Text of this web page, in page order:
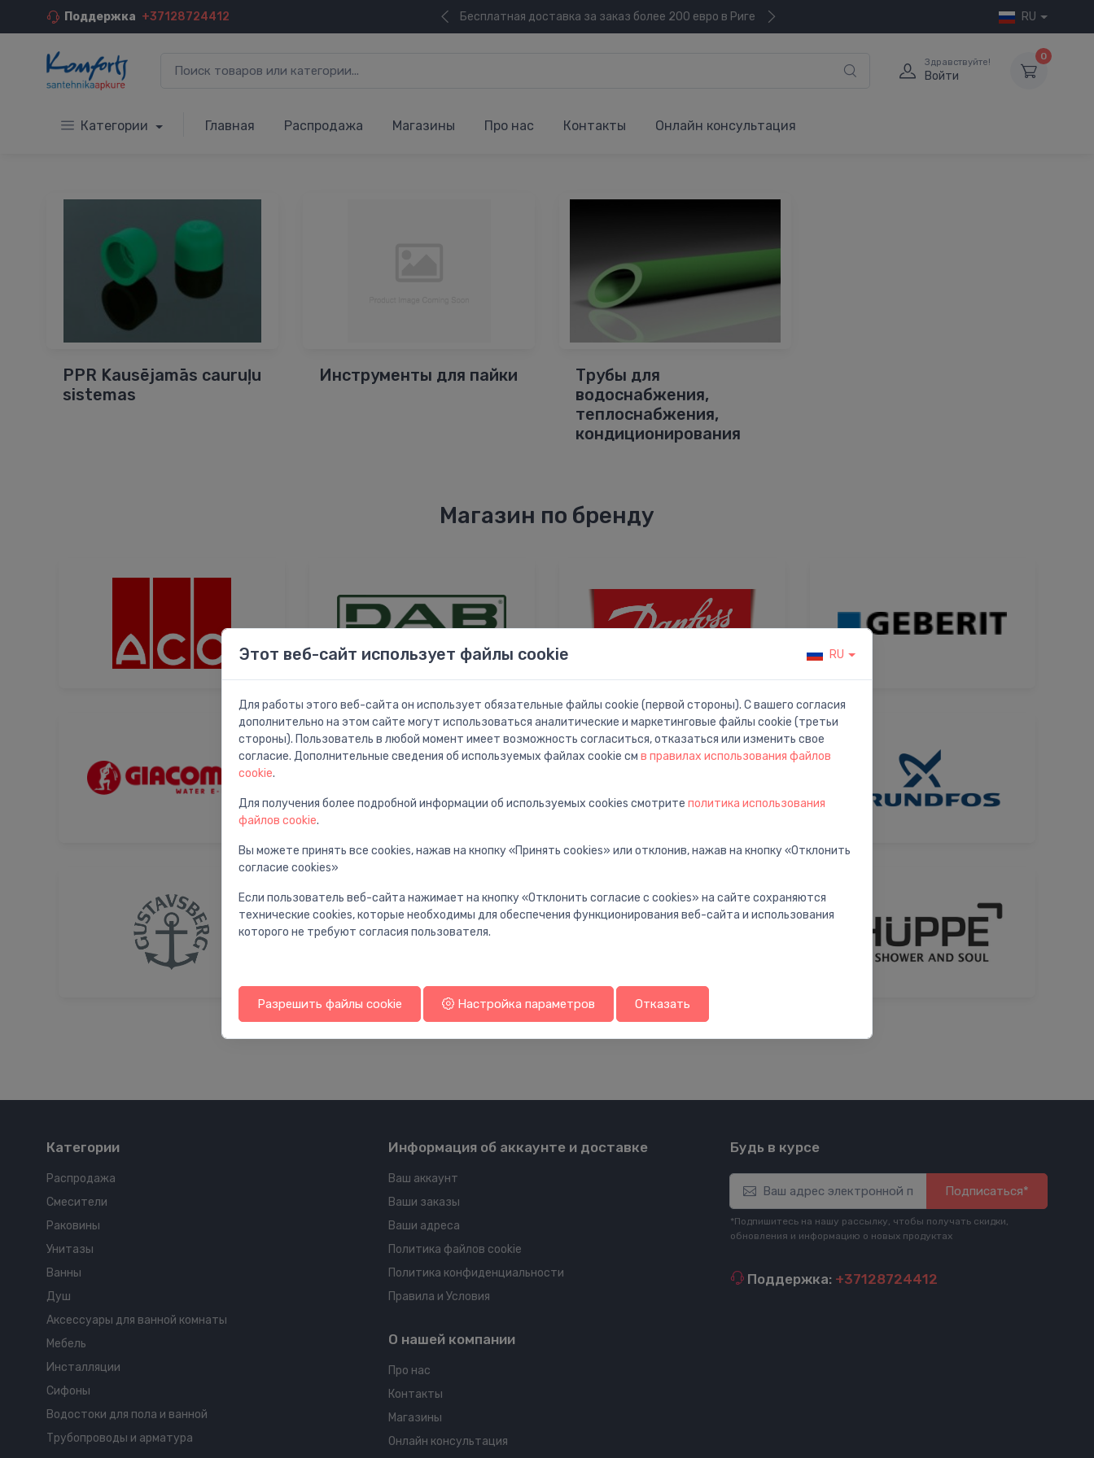
Поддержка +37128724412 Бесплатная доставка за заказ более 200 евро в Риге RU
Здравствуйте!
Войти
0
Категории Главная Распродажа Магазины Про нас Контакты Онлайн консультация
PPR Kausējamās cauruļu
sistemas
Инструменты для пайки
Трубы для
водоснабжения,
теплоснабжения,
кондиционирования
Магазин по бренду
Категории
Распродажа
Смесители
Раковины
Унитазы
Ванны
Душ
Аксессуары для ванной комнаты
Мебель
Инсталляции
Сифоны
Водостоки для пола и ванной
Трубопроводы и арматура
Информация об аккаунте и доставке
Ваш аккаунт
Ваши заказы
Ваши адреса
Политика файлов cookie
Политика конфиденциальности
Правила и Условия
О нашей компании
Про нас
Контакты
Магазины
Онлайн консультация
Будь в курсе
Подписаться*
*Подпишитесь на нашу рассылку, чтобы получать скидки,
обновления и информацию о новых продуктах
Поддержка: +37128724412
Этот веб-сайт использует файлы cookie RU
Для работы этого веб-сайта он использует обязательные файлы cookie (первой стороны). С вашего согласия
дополнительно на этом сайте могут использоваться аналитические и маркетинговые файлы cookie (третьи
стороны). Пользователь в любой момент имеет возможность согласиться, отказаться или изменить свое
согласие. Дополнительные сведения об используемых файлах cookie см в правилах использования файлов
cookie.
Для получения более подробной информации об используемых cookies смотрите политика использования
файлов cookie.
Вы можете принять все cookies, нажав на кнопку «Принять cookies» или отклонив, нажав на кнопку «Отклонить
согласие cookies»
Если пользователь веб-сайта нажимает на кнопку «Отклонить согласие с cookies» на сайте сохраняются
технические cookies, которые необходимы для обеспечения функционирования веб-сайта и использования
которого не требуют согласия пользователя.
Разрешить файлы cookie Настройка параметров Отказать